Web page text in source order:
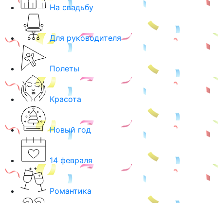
На свадьбу
Для руководителя
Полеты
Красота
Новый год
14 февраля
Романтика